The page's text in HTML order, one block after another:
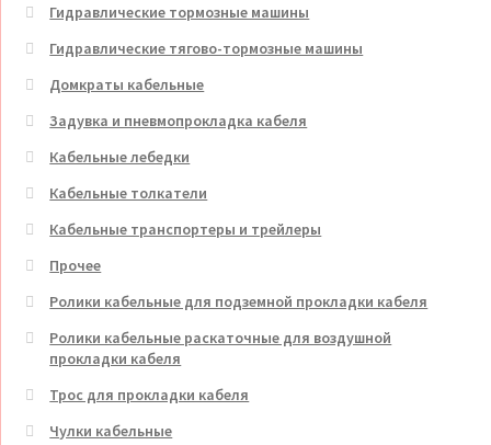
Гидравлические тормозные машины
Гидравлические тягово-тормозные машины
Домкраты кабельные
Задувка и пневмопрокладка кабеля
Кабельные лебедки
Кабельные толкатели
Кабельные транспортеры и трейлеры
Прочее
Ролики кабельные для подземной прокладки кабеля
Ролики кабельные раскаточные для воздушной
прокладки кабеля
Трос для прокладки кабеля
Чулки кабельные